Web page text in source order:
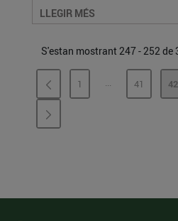
LLEGIR MÉS
S'estan mostrant 247 - 252 de
PÀGINA
1 ...PÀGINESPÀGINA
41 42